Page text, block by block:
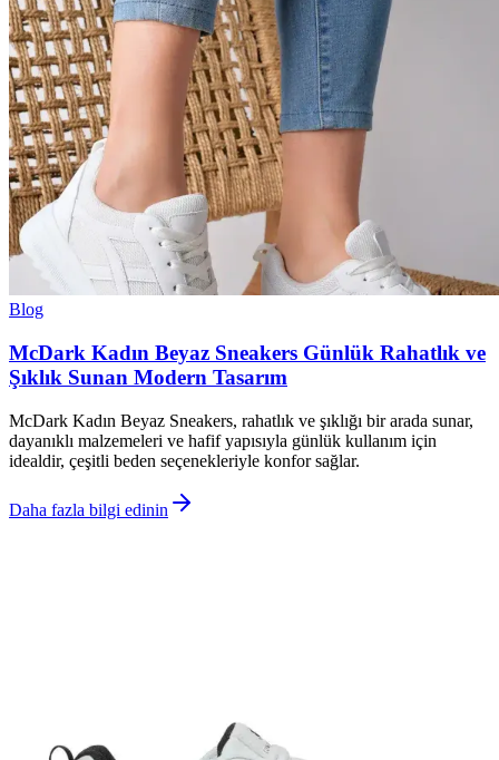
Blog
McDark Kadın Beyaz Sneakers Günlük Rahatlık ve
Şıklık Sunan Modern Tasarım
McDark Kadın Beyaz Sneakers, rahatlık ve şıklığı bir arada sunar,
dayanıklı malzemeleri ve hafif yapısıyla günlük kullanım için
idealdir, çeşitli beden seçenekleriyle konfor sağlar.
Daha fazla bilgi edinin